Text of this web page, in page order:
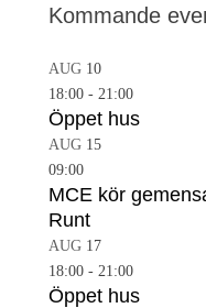
Kommande
AUG 10
18:00 - 21:00
Öppet hus
AUG 15
09:00
MCE kör
Runt
AUG 17
18:00 - 21:00
Öppet hus